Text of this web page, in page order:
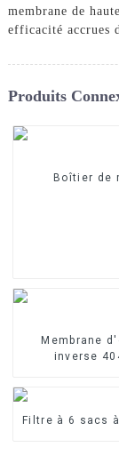
membrane de
efficacité accrues
Produits
Boîtier de
Membrane
inverse
Filtre à 6 sacs